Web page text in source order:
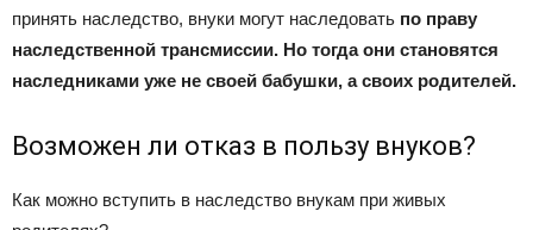
принять наследство, внуки могут наследовать по праву
наследственной трансмиссии. Но тогда они становятся
наследниками уже не своей бабушки, а своих родителей.
Возможен ли отказ в пользу внуков?
Как можно вступить в наследство внукам при живых